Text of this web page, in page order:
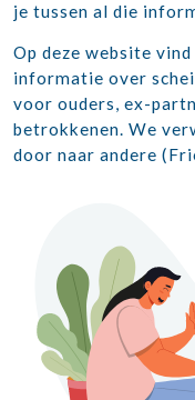
je tussen al die
Op deze website
informatie over
voor ouders, ex-
betrokkenen. We
door naar andere